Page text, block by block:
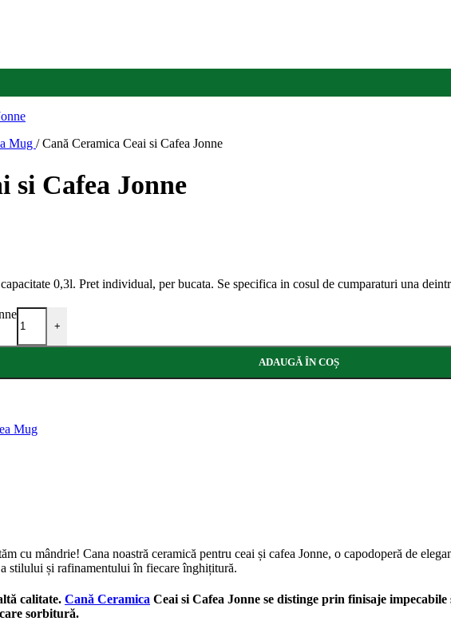
Mug / Cană Ceramica Ceai si Cafea Jonne
si Cafea Jonne
0,3l. Pret individual, per bucata. Se specifica in cosul de cumparaturi una
+
ADAUGĂ ÎN COȘ
Mug
cu mândrie! Cana noastră ceramică pentru ceai și cafea Jonne, o capodoperă de
stilului și rafinamentului în fiecare înghițitură.
calitate. Cană Ceramica Ceai si Cafea Jonne se distinge prin finisaje
sorbitură.